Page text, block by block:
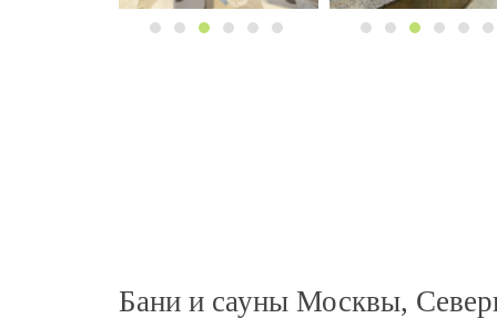
Бани и сауны Москвы,